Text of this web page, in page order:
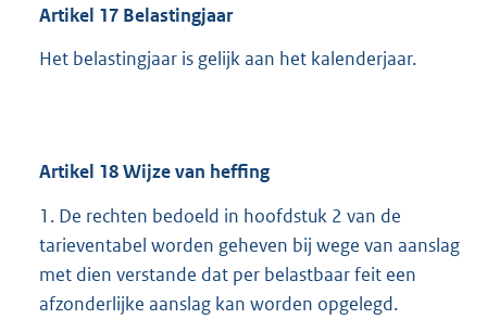
Artikel 17 Belastingjaar
Het belastingjaar is gelijk aan het kalenderjaar.
Artikel 18Wijze van heffing
1. De rechten bedoeld in hoofdstuk 2 van de
tarieventabel worden geheven bij wege van aanslag
met dien verstande dat per belastbaar feit een
afzonderlijke aanslag kan worden opgelegd.